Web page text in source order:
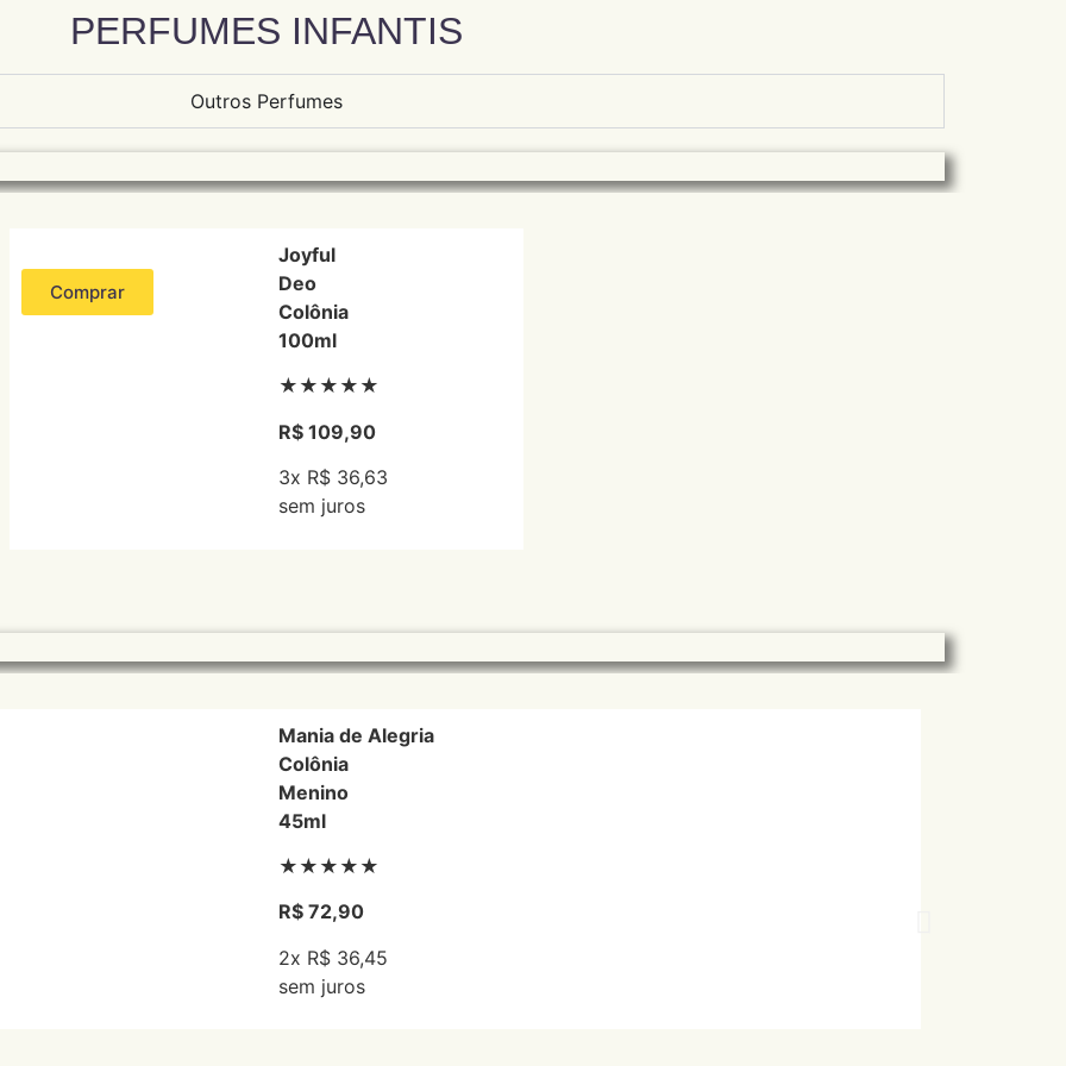
PERFUMES INFANTIS
Outros Perfumes
Comprar
Joyful
Deo
Colônia
100ml
★★★★★
R$ 109,90
3x R$ 36,63
sem juros
Mania de Alegria
Colônia
Menino
45ml
★★★★★
R$ 72,90
2x R$ 36,45
sem juros